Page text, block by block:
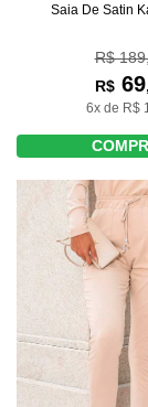
Saia De Satin
R$
R$69
6x de R$